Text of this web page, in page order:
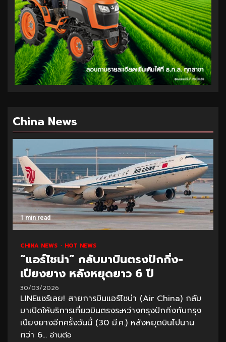
China News
1 min read
CHINA NEWS HOT NEWS
“แอร์ไชน่า” กลับมาบินตรงปักกิ่ง-
เปียงยาง หลังหยุดยาว 6 ปี
30/03/2026
LINEแชร์เลย! สายการบินแอร์ไชน่า (Air China) กลับ
มาเปิดให้บริการเที่ยวบินตรงระหว่างกรุงปักกิ่งกับกรุง
เปียงยางอีกครั้งวันนี้ (30 มี.ค.) หลังหยุดบินไปนาน
กว่า 6... อ่านต่อ